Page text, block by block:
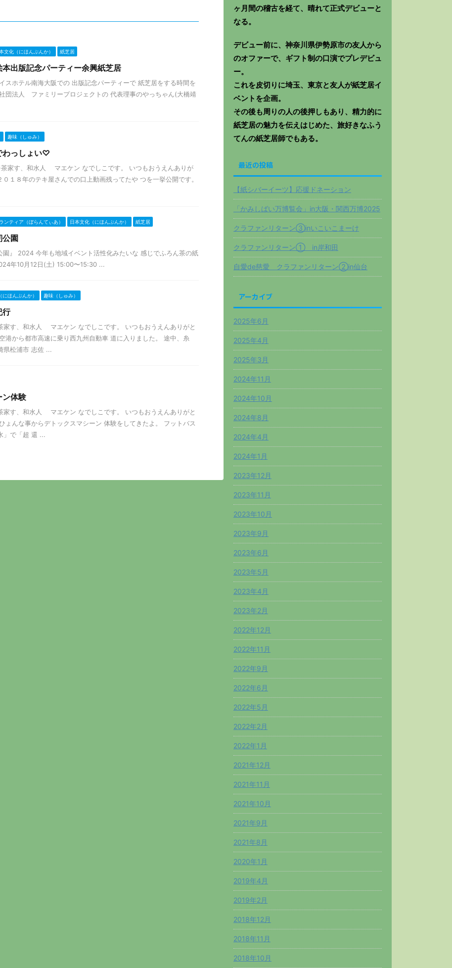
文化（にほんぶんか） 紙芝居
本出版記念パーティー余興紙芝居
スホテル南海大阪での 出版記念パーティーで 紙芝居をする時間を
団法人 ファミリープロジェクトの 代表理事のやっちゃん(大橋靖
趣味（しゅみ）
わっしょい♡
茶家す、和水人 マエケン なでしこです。 いつもおうえんありが
１８年のテキ屋さんでの口上動画残ってたや つを一挙公開です。
ンティア（ぼらんてぃあ） 日本文化（にほんぶんか） 紙芝居
園
園』 2024 今年も地域イベント活性化みたいな 感じでふろん茶の紙
年10月12日(土) 15:00〜15:30 ...
にほんぶんか） 趣味（しゅみ）
行
家す、和水人 マエケン なでしこです。 いつもおうえんありがと
港から都市高速に乗り西九州自動車 道に入りました。 途中、糸
県松浦市 志佐 ...
ン体験
家す、和水人 マエケン なでしこです。 いつもおうえんありがと
ょんな事からデトックスマシーン 体験をしてきたよ。 フットバス
」で「超 還 ...
ヶ月間の稽古を経て、晴れて正式デビューと
なる。
デビュー前に、神奈川県伊勢原市の友人から
のオファーで、ギフト制の口演でプレデビュ
ー。
これを皮切りに埼玉、東京と友人が紙芝居イ
ベントを企画。
その後も周りの人の後押しもあり、精力的に
紙芝居の魅力を伝えはじめた、旅好きなふう
てんの紙芝居師でもある。
最近の投稿
【紙シバーイーツ】応援ドネーション
「かみしばい万博覧会」in大阪・関西万博2025
クラファンリターン③inいこいこまーけ
クラファンリターン① in岸和田
自愛de慈愛 クラファンリターン②in仙台
アーカイブ
2025年6月
2025年4月
2025年3月
2024年11月
2024年10月
2024年8月
2024年4月
2024年1月
2023年12月
2023年11月
2023年10月
2023年9月
2023年6月
2023年5月
2023年4月
2023年2月
2022年12月
2022年11月
2022年9月
2022年6月
2022年5月
2022年2月
2022年1月
2021年12月
2021年11月
2021年10月
2021年9月
2021年8月
2020年1月
2019年4月
2019年2月
2018年12月
2018年11月
2018年10月